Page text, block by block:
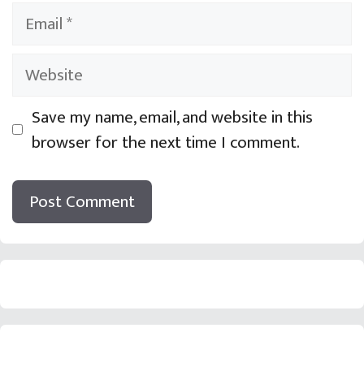
Email
Website
Save my name, email, and website in this
browser for the next time I comment.